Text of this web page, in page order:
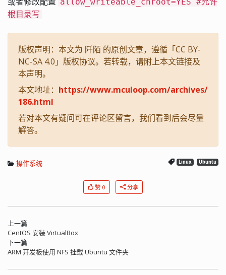
根目录写
版权声明：本文为 阡陌 的原创文章，遵循「CC BY-
NC-SA 4.0」版权协议。若转载，请附上本文链接及
本声明。
本文地址： https://www.mculoop.com/archives/
186.html
若对本文有疑问可在评论区留言，我们看到后会尽量
解答。
操作系统 Linux Ubuntu
赞 0 分享
上一篇
CentOS 安装 VirtualBox
下一篇
ARM 开发板使用 NFS 挂载 Ubuntu 文件夹